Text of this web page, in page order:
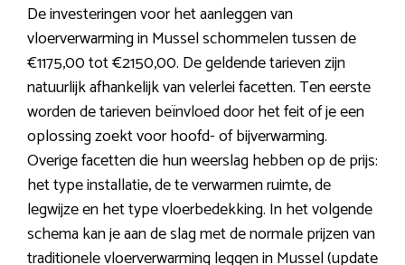
De investeringen voor het aanleggen van
vloerverwarming in Mussel schommelen tussen de
€1175,00 tot €2150,00. De geldende tarieven zijn
natuurlijk afhankelijk van velerlei facetten. Ten eerste
worden de tarieven beïnvloed door het feit of je een
oplossing zoekt voor hoofd- of bijverwarming.
Overige facetten die hun weerslag hebben op de prijs:
het type installatie, de te verwarmen ruimte, de
legwijze en het type vloerbedekking. In het volgende
schema kan je aan de slag met de normale prijzen van
traditionele vloerverwarming leggen in Mussel (update